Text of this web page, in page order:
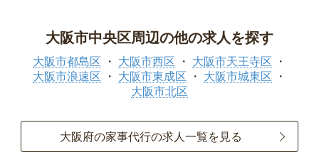
大阪市中央区周辺の他の求人を探す
大阪市都島区 大阪市西区
大阪市天王寺区
大阪市浪速区
大阪市東成区
大阪市城東区
大阪市北区
大阪府の家事代行の求人一覧を見る